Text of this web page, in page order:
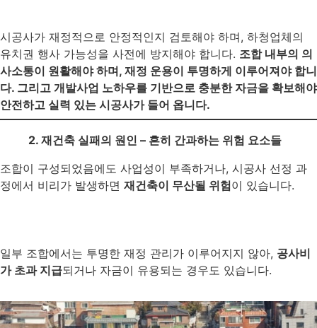
시공사가 재정적으로 안정적인지 검토해야 하며, 하청업체의
유치권 행사 가능성을 사전에 방지해야 합니다. 조합 내부의 의
사소통이 원활해야 하며, 재정 운용이 투명하게 이루어져야 합니
다. 그리고 개발사업 노하우를 기반으로 충분한 자금을 확보해야
안전하고 실력 있는 시공사가 들어 옵니다.
2. 재건축 실패의 원인 – 흔히 간과하는 위험 요소들
조합이 구성되었음에도 사업성이 부족하거나, 시공사 선정 과
정에서 비리가 발생하면 재건축이 무산될 위험이 있습니다.
일부 조합에서는 투명한 재정 관리가 이루어지지 않아, 공사비
가 초과 지급되거나 자금이 유용되는 경우도 있습니다.